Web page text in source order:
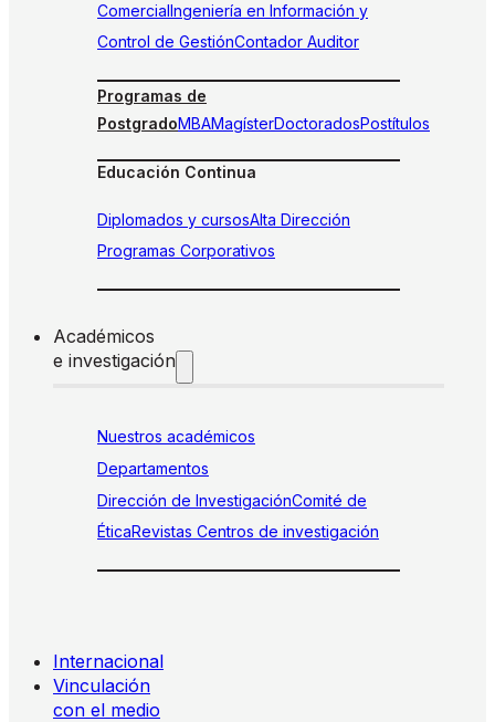
ComercialIngeniería en Información y
Control de GestiónContador Auditor
Programas de
PostgradoMBAMagísterDoctoradosPostítulos
Educación Continua
Diplomados y cursosAlta Dirección
Programas Corporativos
Académicos
e investigación
Nuestros académicos
Departamentos
Dirección de InvestigaciónComité de
ÉticaRevistas Centros de investigación
Internacional
Vinculación
con el medio